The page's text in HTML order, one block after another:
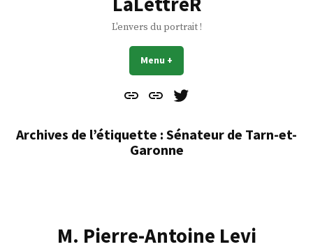
L'envers du portrait !
Menu +
Contact
À
Mes
Archives de l’étiquette : Sénateur de Tarn-et-
Garonne
M. Pierre-Antoine Levi